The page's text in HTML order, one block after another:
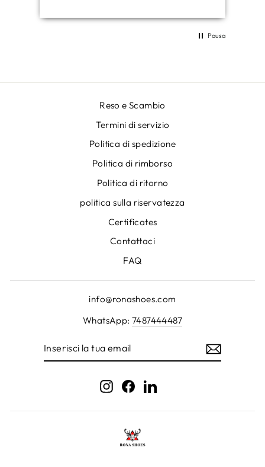
Pausa
Reso e Scambio
Termini di servizio
Politica di spedizione
Politica di rimborso
Politica di ritorno
politica sulla riservatezza
Certificates
Contattaci
FAQ
info@ronashoes.com
WhatsApp: 7487444487
Instagram
FacebookLinkedIn